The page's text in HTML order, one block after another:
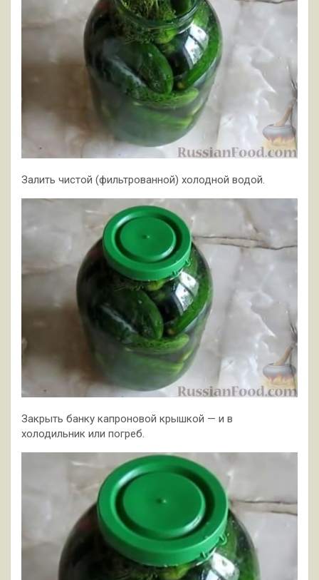
Залить чистой (фильтрованной) холодной водой.
Закрыть банку капроновой крышкой — и в
холодильник или погреб.